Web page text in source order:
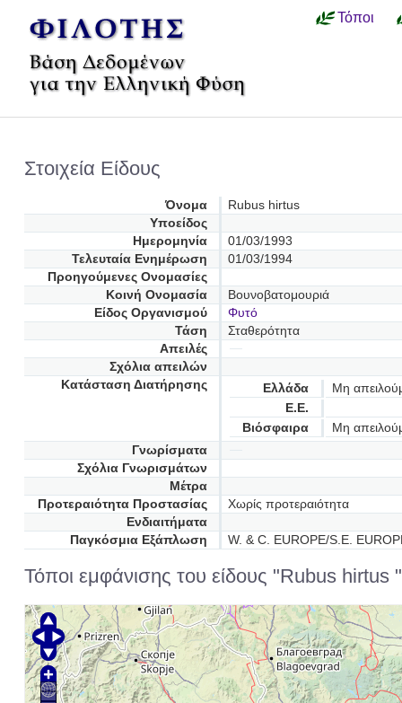
Τόποι
Στοιχεία Είδους
Όνομα
Rubus hirtus
Υποείδος
Ημερομηνία
01/03/1993
Τελευταία Ενημέρωση
01/03/1994
Προηγούμενες Oνομασίες
Κοινή Ονομασία
Βουνοβατομουριά
Είδος Οργανισμού
Φυτό
Τάση
Σταθερότητα
Απειλές
Σχόλια απειλών
Κατάσταση Διατήρησης
Ελλάδα
Μη
Ε.Ε.
Βιόσφαιρα
Μη
Γνωρίσματα
Σχόλια Γνωρισμάτων
Μέτρα
Προτεραιότητα Προστασίας
Χωρίς προτεραιότητα
Ενδιαιτήματα
Παγκόσμια Εξάπλωση
W. & C. EUROPE/S.E.
Τόποι εμφάνισης του είδους "Rubus hirtus "